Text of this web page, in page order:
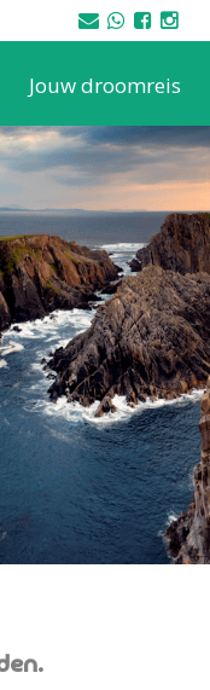
Jouw droomreis